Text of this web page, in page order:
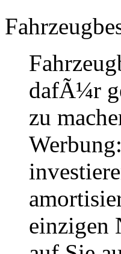
dafÃ¼r
zu
einzigen